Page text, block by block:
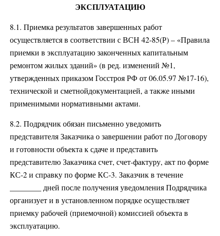
ЭКСПЛУАТАЦИЮ
8.1. Приемка результатов завершенных работ
осуществляется в соответствии с ВСН 42-85(Р) – «Правила
приемки в эксплуатацию законченных капитальным
ремонтом жилых зданий» (в ред. изменений №1,
утвержденных приказом Госстроя РФ от 06.05.97 №17-16),
технической и сметнойдокументацией, а также иными
применимыми нормативными актами.
8.2. Подрядчик обязан письменно уведомить
представителя Заказчика о завершении работ по Договору
и готовности объекта к сдаче и представить
представителю Заказчика счет, счет-фактуру, акт по форме
КС-2 и справку по форме КС-3. Заказчик в течение
________ дней после получения уведомления Подрядчика
организует и в установленном порядке осуществляет
приемку рабочей (приемочной) комиссией объекта в
эксплуатацию.